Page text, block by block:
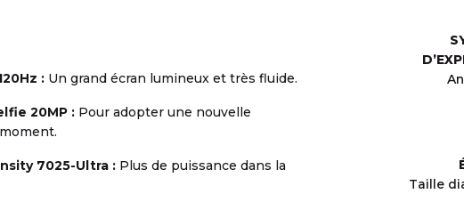
: Un grand écran lumineux et très fluide.
20MP : Pour adopter une nouvelle
7025-Ultra : Plus de puissance dans la
Taille